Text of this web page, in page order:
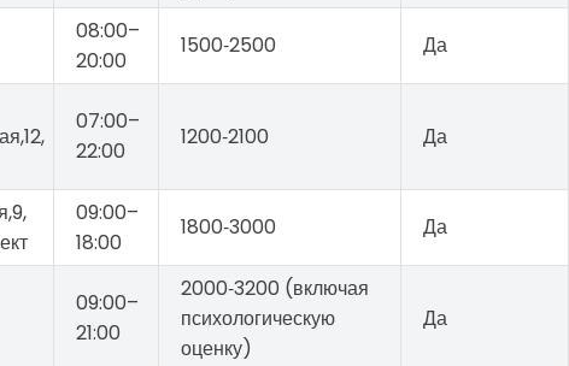
08:00–
20:00
1500‑2500 Да
07:00–
22:00
1200‑2100 Да
09:00–
18:00
1800‑3000 Да
09:00–
21:00
2000‑3200 (включая
психологическую
оценку)
Да